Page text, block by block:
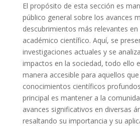
El propósito de esta sección es
público general sobre los avances
descubrimientos más relevantes
académico científico. Aquí, se
investigaciones actuales y se
impactos en la sociedad, todo ello
manera accesible para aquellos
conocimientos científicos
principal es mantener a la
avances significativos en diversas
resaltando su importancia y su